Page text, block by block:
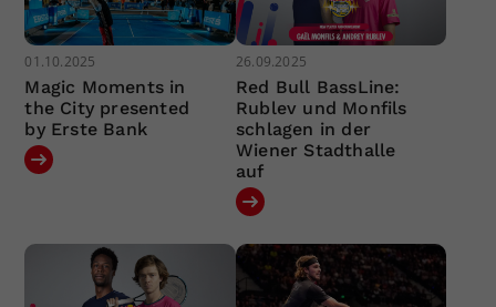
01.10.2025
Magic Moments in
the City presented
by Erste Bank
26.09.2025
Red Bull BassLine:
Rublev und Monfils
schlagen in der
Wiener Stadthalle
auf